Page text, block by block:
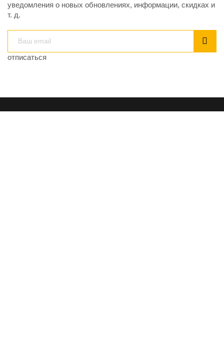
уведомления о новых обновлениях, информации, скидках и
т. д.
отписаться